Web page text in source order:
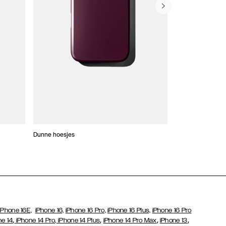
Dunne hoesjes
16E, iPhone 16, iPhone 16 Pro, iPhone 16 Plus, iPhone 16 Pro
14, iPhone 14 Pro, iPhone 14 Plus, iPhone 14 Pro Max, iPhone 13,